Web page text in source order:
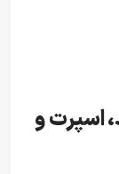
اسپرت و